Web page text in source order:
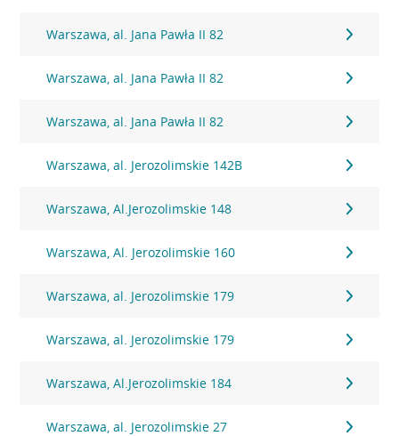
Warszawa, al. Jana Pawła II 82
Warszawa, al. Jana Pawła II 82
Warszawa, al. Jana Pawła II 82
Warszawa, al. Jerozolimskie 142B
Warszawa, Al.Jerozolimskie 148
Warszawa, Al. Jerozolimskie 160
Warszawa, al. Jerozolimskie 179
Warszawa, al. Jerozolimskie 179
Warszawa, Al.Jerozolimskie 184
Warszawa, al. Jerozolimskie 27